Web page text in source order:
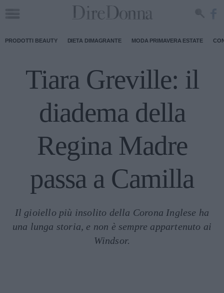
PRODOTTI BEAUTY DIETA DIMAGRANTE MODA PRIMAVERA ESTATE
Tiara Greville: il
diadema della
Regina Madre
passa a Camilla
Il gioiello più insolito della Corona Inglese ha
una lunga storia, e non è sempre appartenuto ai
Windsor.